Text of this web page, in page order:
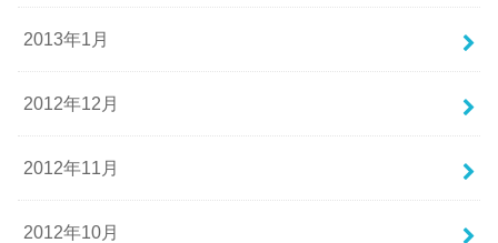
2013年1月
2012年12月
2012年11月
2012年10月